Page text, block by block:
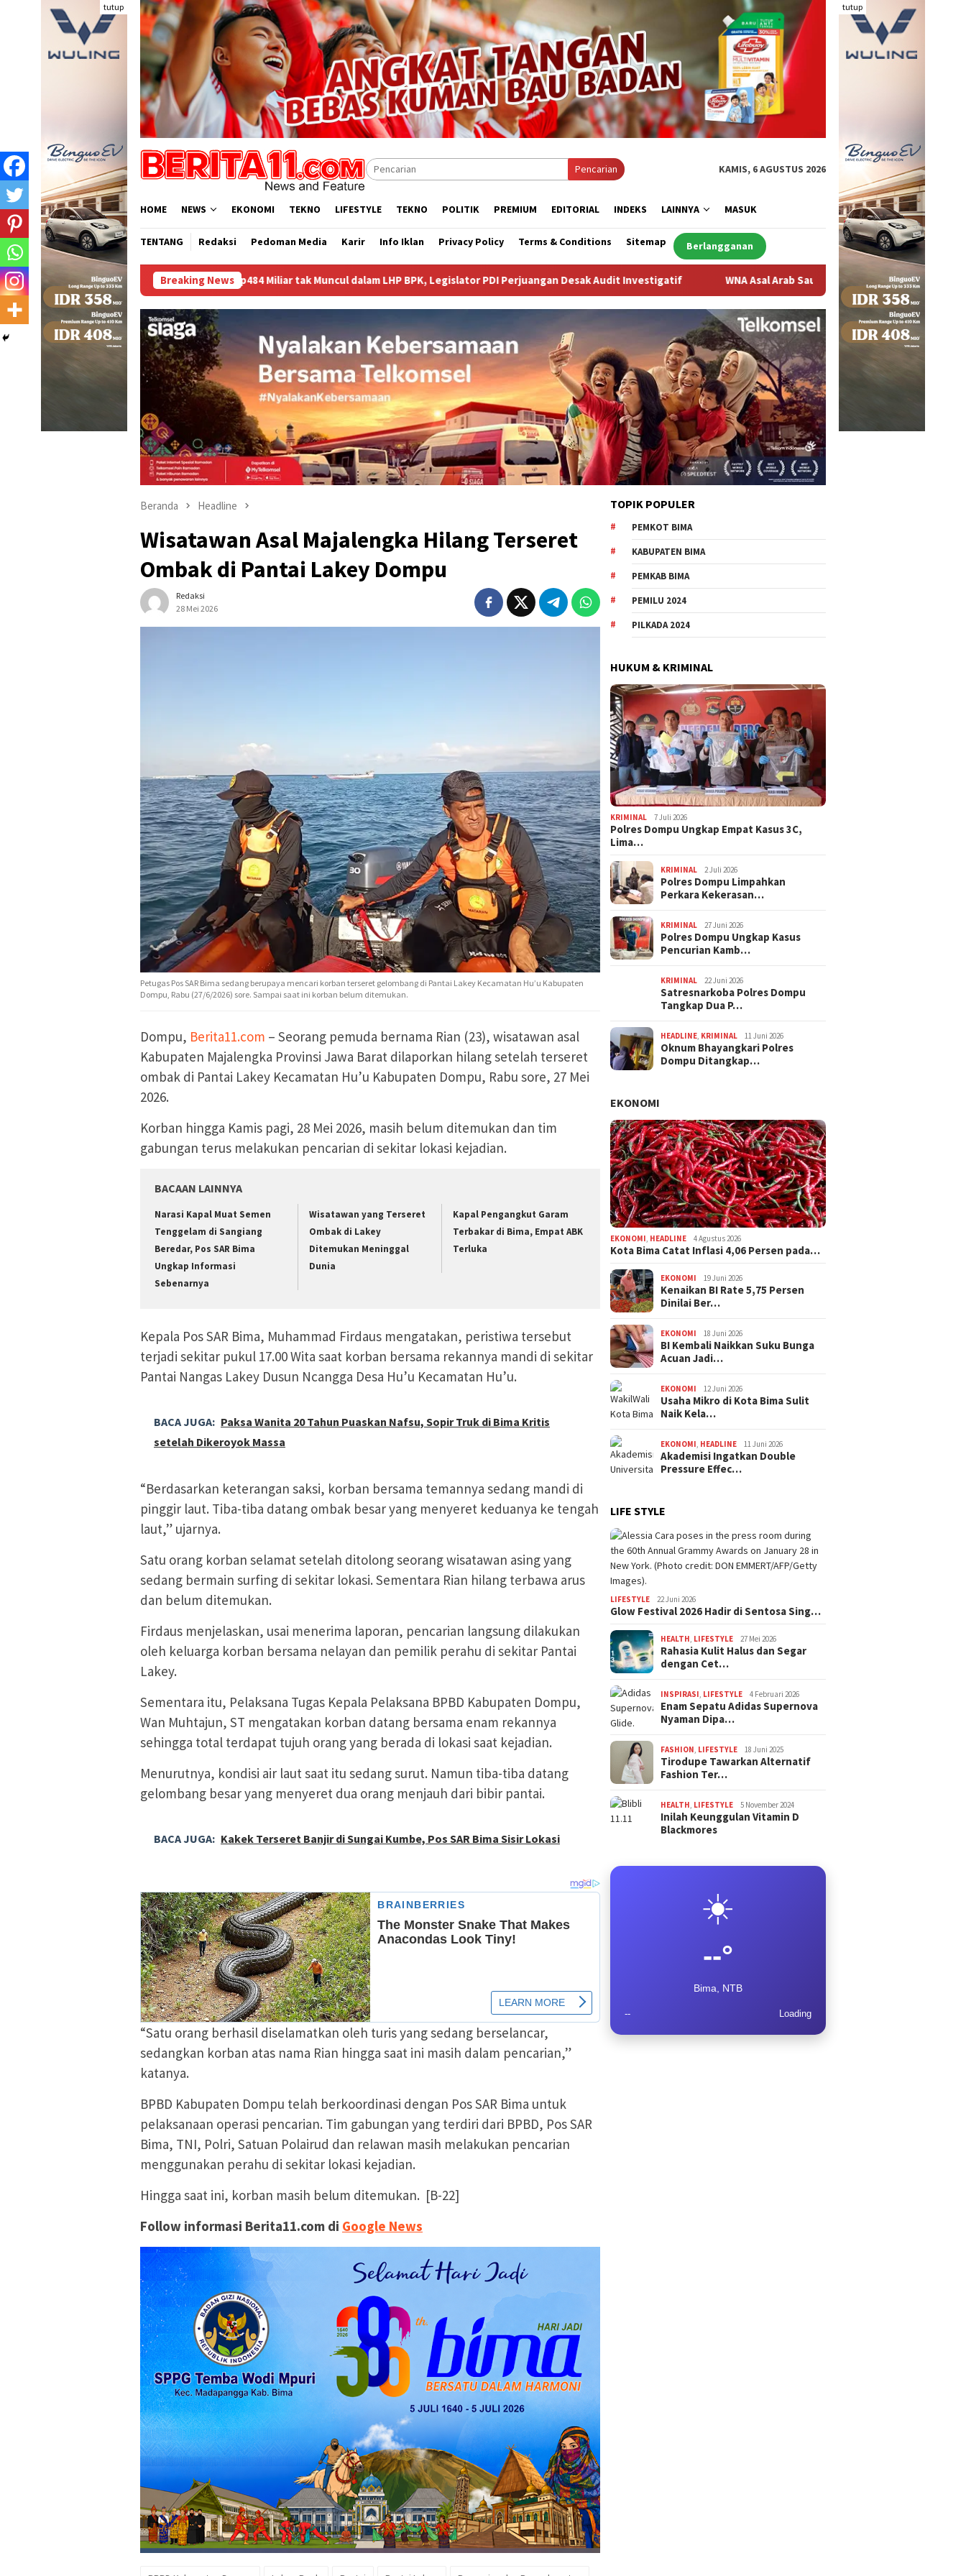
tutup tutup
Pencarian KAMIS, 6 AGUSTUS 2026
HOME NEWS EKONOMI TEKNO LIFESTYLE TEKNO POLITIK PREMIUM EDITORIAL INDEKS LAINNYA MASUK
TENTANG Redaksi Pedoman Media Karir Info Iklan Privacy Policy Terms & Conditions Sitemap Berlangganan
Breaking News
Dana BTT NTB Rp484 Miliar tak Muncul dalam LHP BPK, Legislator PDI Perjuangan Desak Audit Investigatif WNA Asal Arab Saudi Ditemukan Meninggal di Desa Piong Kabupaten Bima
Beranda Headline
Wisatawan Asal Majalengka Hilang Terseret
Ombak di Pantai Lakey Dompu
Redaksi
28 Mei 2026
Petugas Pos SAR Bima sedang berupaya mencari korban terseret gelombang di Pantai Lakey Kecamatan Hu’u Kabupaten
Dompu, Rabu (27/6/2026) sore. Sampai saat ini korban belum ditemukan.
Dompu, Berita11.com – Seorang pemuda bernama Rian (23), wisatawan asal
Kabupaten Majalengka Provinsi Jawa Barat dilaporkan hilang setelah terseret
ombak di Pantai Lakey Kecamatan Hu’u Kabupaten Dompu, Rabu sore, 27 Mei
2026.
Korban hingga Kamis pagi, 28 Mei 2026, masih belum ditemukan dan tim
gabungan terus melakukan pencarian di sekitar lokasi kejadian.
BACAAN LAINNYA
Narasi Kapal Muat Semen
Tenggelam di Sangiang
Beredar, Pos SAR Bima
Ungkap Informasi
Sebenarnya
Wisatawan yang Terseret
Ombak di Lakey
Ditemukan Meninggal
Dunia
Kapal Pengangkut Garam
Terbakar di Bima, Empat ABK
Terluka
Kepala Pos SAR Bima, Muhammad Firdaus mengatakan, peristiwa tersebut
terjadi sekitar pukul 17.00 Wita saat korban bersama rekannya mandi di sekitar
Pantai Nangas Lakey Dusun Ncangga Desa Hu’u Kecamatan Hu’u.
BACA JUGA: Paksa Wanita 20 Tahun Puaskan Nafsu, Sopir Truk di Bima Kritis
setelah Dikeroyok Massa
“Berdasarkan keterangan saksi, korban bersama temannya sedang mandi di
pinggir laut. Tiba-tiba datang ombak besar yang menyeret keduanya ke tengah
laut,” ujarnya.
Satu orang korban selamat setelah ditolong seorang wisatawan asing yang
sedang bermain surfing di sekitar lokasi. Sementara Rian hilang terbawa arus
dan belum ditemukan.
Firdaus menjelaskan, usai menerima laporan, pencarian langsung dilakukan
oleh keluarga korban bersama nelayan dan pemilik perahu di sekitar Pantai
Lakey.
Sementara itu, Pelaksana Tugas Kepala Pelaksana BPBD Kabupaten Dompu,
Wan Muhtajun, ST mengatakan korban datang bersama enam rekannya
sehingga total terdapat tujuh orang yang berada di lokasi saat kejadian.
Menurutnya, kondisi air laut saat itu sedang surut. Namun tiba-tiba datang
gelombang besar yang menyeret dua orang menjauh dari bibir pantai.
BACA JUGA: Kakek Terseret Banjir di Sungai Kumbe, Pos SAR Bima Sisir Lokasi
“Satu orang berhasil diselamatkan oleh turis yang sedang berselancar,
sedangkan korban atas nama Rian hingga saat ini masih dalam pencarian,”
katanya.
BPBD Kabupaten Dompu telah berkoordinasi dengan Pos SAR Bima untuk
pelaksanaan operasi pencarian. Tim gabungan yang terdiri dari BPBD, Pos SAR
Bima, TNI, Polri, Satuan Polairud dan relawan masih melakukan pencarian
menggunakan perahu di sekitar lokasi kejadian.
Hingga saat ini, korban masih belum ditemukan. [B-22]
Follow informasi Berita11.com di Google News
TOPIK POPULER
PEMKOT BIMA
KABUPATEN BIMA
PEMKAB BIMA
PEMILU 2024
PILKADA 2024
HUKUM & KRIMINAL
KRIMINAL 7 Juli 2026
Polres Dompu Ungkap Empat Kasus 3C,
Lima…
KRIMINAL 2 Juli 2026
Polres Dompu Limpahkan
Perkara Kekerasan…
KRIMINAL 27 Juni 2026
Polres Dompu Ungkap Kasus
Pencurian Kamb…
KRIMINAL 22 Juni 2026
Satresnarkoba Polres Dompu
Tangkap Dua P…
HEADLINE, KRIMINAL 11 Juni 2026
Oknum Bhayangkari Polres
Dompu Ditangkap…
EKONOMI
EKONOMI, HEADLINE 4 Agustus 2026
Kota Bima Catat Inflasi 4,06 Persen pada…
EKONOMI 19 Juni 2026
Kenaikan BI Rate 5,75 Persen
Dinilai Ber…
EKONOMI 18 Juni 2026
BI Kembali Naikkan Suku Bunga
Acuan Jadi…
EKONOMI 12 Juni 2026
Usaha Mikro di Kota Bima Sulit
Naik Kela…
EKONOMI, HEADLINE 11 Juni 2026
Akademisi Ingatkan Double
Pressure Effec…
LIFE STYLE
LIFESTYLE 22 Juni 2026
Glow Festival 2026 Hadir di Sentosa Sing…
HEALTH, LIFESTYLE 27 Mei 2026
Rahasia Kulit Halus dan Segar
dengan Cet…
INSPIRASI, LIFESTYLE 4 Februari 2026
Enam Sepatu Adidas Supernova
Nyaman Dipa…
FASHION, LIFESTYLE 18 Juni 2025
Tirodupe Tawarkan Alternatif
Fashion Ter…
HEALTH, LIFESTYLE 5 November 2024
Inilah Keunggulan Vitamin D
Blackmores
☀️
--°
Bima, NTB
-- Loading